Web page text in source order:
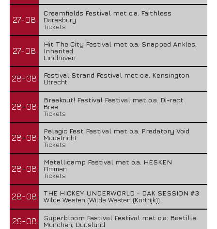
27-08
Creamfields Festival met o.a. Faithless
Daresbury
Tickets
27-08
Hit The City Festival met o.a. Snapped Ankles,
Inherited
Eindhoven
28-08
Festival Strand Festival met o.a. Kensington
Utrecht
28-08
Breekout! Festival Festival met o.a. Di-rect
Bree
Tickets
28-08
Pelagic Fest Festival met o.a. Predatory Void
Maastricht
Tickets
28-08
Metallicamp Festival met o.a. HESKEN
Ommen
Tickets
28-08
THE HICKEY UNDERWORLD - DAK SESSION #3
Wilde Westen (Wilde Westen (Kortrijk))
29-08
Superbloom Festival Festival met o.a. Bastille
Munchen, Duitsland